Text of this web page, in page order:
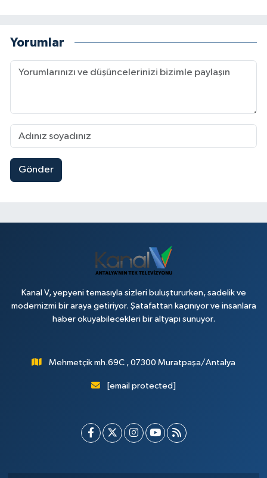
Yorumlar
Gönder
Kanal V, yepyeni temasıyla sizleri buluştururken, sadelik ve
modernizmi bir araya getiriyor. Şatafattan kaçınıyor ve insanlara
haber okuyabilecekleri bir altyapı sunuyor.
Mehmetçik mh.69C , 07300 Muratpaşa/Antalya
[email protected]